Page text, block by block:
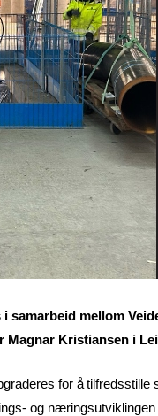
samarbeid mellom
Kristiansen i
for å
og næringsutviklingen